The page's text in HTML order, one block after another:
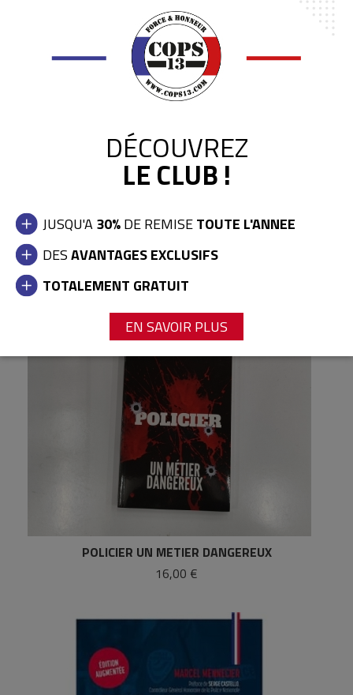
DÉCOUVREZ
LE CLUB !
JUSQU'A30%DE REMISETOUTE L'ANNEE
DESAVANTAGES EXCLUSIFS
TOTALEMENT GRATUIT
EN SAVOIR PLUS
POLICIER UN METIER DANGEREUX
16,00 €